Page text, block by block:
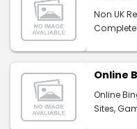
Non UK
Complete
Online
Online
Sites,